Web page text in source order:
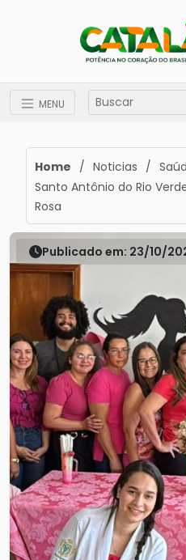
MENU
Home / Noticias /
Santo Antônio do Rio
Rosa
Publicado em: 23/10/